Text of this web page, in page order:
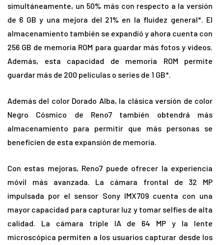
simultáneamente, un 50% más con respecto a la versión
de 6 GB y una mejora del 21% en la fluidez general*. El
almacenamiento también se expandió y ahora cuenta con
256 GB de memoria ROM para guardar más fotos y videos.
Además, esta capacidad de memoria ROM permite
guardar más de 200 películas o series de 1 GB*.
Además del color Dorado Alba, la clásica versión de color
Negro Cósmico de Reno7 también obtendrá más
almacenamiento para permitir que más personas se
beneficien de esta expansión de memoria.
Con estas mejoras, Reno7 puede ofrecer la experiencia
móvil más avanzada. La cámara frontal de 32 MP
impulsada por el sensor Sony IMX709 cuenta con una
mayor capacidad para capturar luz y tomar selfies de alta
calidad. La cámara triple IA de 64 MP y la lente
microscópica permiten a los usuarios capturar desde los